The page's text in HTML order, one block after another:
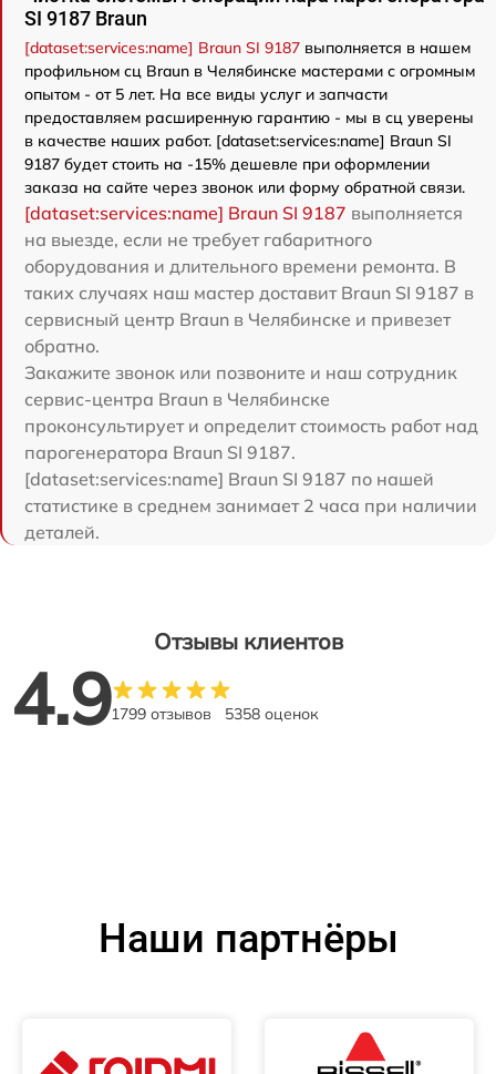
SI 9187 Braun
[dataset:services:name] Braun SI 9187 выполняется в нашем
профильном сц Braun в Челябинске мастерами с огромным
опытом - от 5 лет. На все виды услуг и запчасти
предоставляем расширенную гарантию - мы в сц уверены
в качестве наших работ. [dataset:services:name] Braun SI
9187 будет стоить на -15% дешевле при оформлении
заказа на сайте через звонок или форму обратной связи.
[dataset:services:name] Braun SI 9187 выполняется
на выезде, если не требует габаритного
оборудования и длительного времени ремонта. В
таких случаях наш мастер доставит Braun SI 9187 в
сервисный центр Braun в Челябинске и привезет
обратно.
Закажите звонок или позвоните и наш сотрудник
сервис-центра Braun в Челябинске
проконсультирует и определит стоимость работ над
парогенератора Braun SI 9187.
[dataset:services:name] Braun SI 9187 по нашей
статистике в среднем занимает 2 часа при наличии
деталей.
Отзывы клиентов
4.91799 отзывов 5358 оценок
Наши партнёры